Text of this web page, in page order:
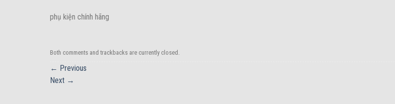
phụ kiện chính hãng
Both comments and trackbacks are currently closed.
← Previous
Next →